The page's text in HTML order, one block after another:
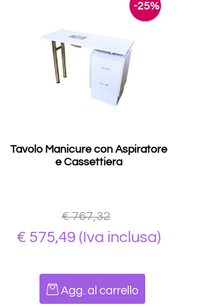
-25%
Tavolo Manicure con Aspiratore
e Cassettiera
€ 767,32
€ 575,49 (Iva inclusa)
Agg. al carrello